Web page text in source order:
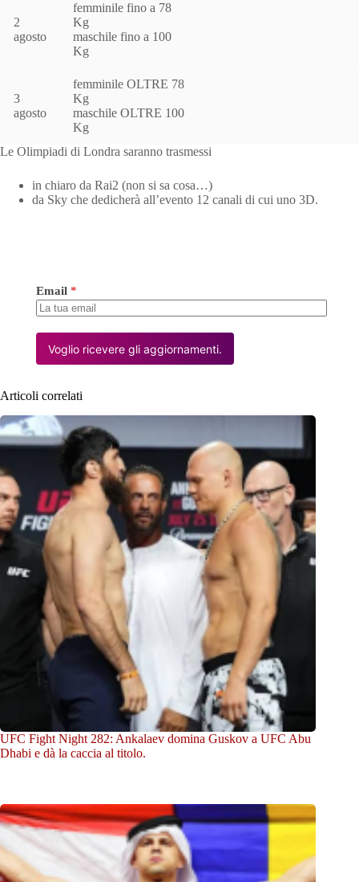
2
agosto
femminile fino a 78
Kg
maschile fino a 100
Kg
3
agosto
femminile OLTRE 78
Kg
maschile OLTRE 100
Kg
Le Olimpiadi di Londra saranno trasmessi
in chiaro da Rai2 (non si sa cosa…)
da Sky che dedicherà all’evento 12 canali di cui uno 3D.
Email *
Voglio ricevere gli aggiornamenti.
Articoli correlati
UFC Fight Night 282: Ankalaev domina Guskov a UFC Abu
Dhabi e dà la caccia al titolo.